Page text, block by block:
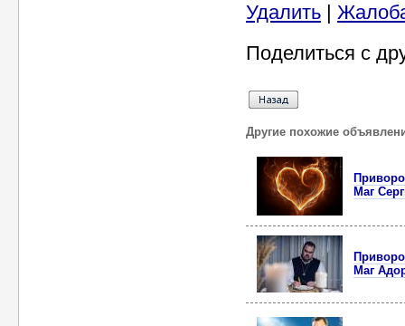
Удалить |
Поделиться с
Другие похожие
Маг
Маг